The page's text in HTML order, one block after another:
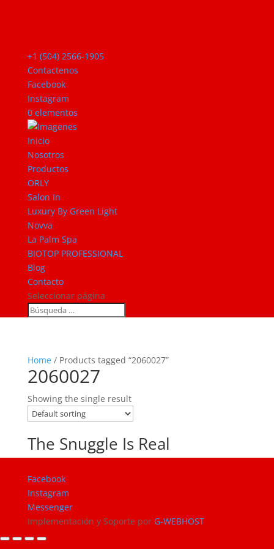
+1 (504) 2566-1905
Contactenos
Facebook
Instagram
0 elementos
Inicio
Nosotros
Productos
ORLY
Salon In
Luxury By Green Light
Novva
La Palm Spa
BIOTOP PROFESSIONAL
Blog
Contacto
Seleccionar página
Home/ Products tagged “2060027”
2060027
Showing the single result
The Snuggle Is Real
Facebook
Instagram
Messenger
Implementación y Soporte por G-WEBHOST